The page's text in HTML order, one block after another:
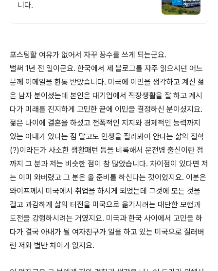
니다.
포스팅할 여유가 없어서 자꾸 꽁수를 쓰게 되는군요.
벌써 1년 전 일이군요. 한국에서 제 블로그를 자주 읽으시던 어느
분께 이메일을 한통 받았습니다. 미국에 이민을 생각하고 계신 젊
은 남자 분이셨는데 본인은 대기업에서 직장생활을 잘 하고 계시
다가 미래를 진지하게 고민한 끝에 이민을 결정하신 분이셨지요.
젊은 나이에 결혼을 하셨고 전폭적인 지지와 경제적인 능력까지
있는 아내가 있다는 점 말고도 인생을 질러봐야 안다는 삶의 철학
(?)이라든가 사소한 생활패턴 등을 비록해서 운전병 출신이란 점
까지 그 분과 저는 비슷한 점이 참 많았습니다. 차이점이 있다면 저
는 이미 와버렸고 그 분은 올 준비를 하신다는 것이었지요. 이분은
와이프께서 미국에서 취업을 하시게 되었는데 그것에 모든 것을
걸고 과감하게 삶의 터전을 미국으로 옮기시려는 대단한 모험과
도전을 강행하시려는 거였지요. 미국과 한국 사이에서 고민을 하
다가 결국 아내가 될 여자친구가 일을 하고 있는 미국으로 질러버
린 저와 별반 차이가 없지요.